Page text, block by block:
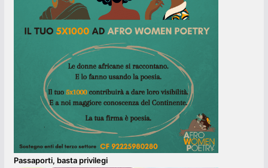
Passaporti, basta privilegi